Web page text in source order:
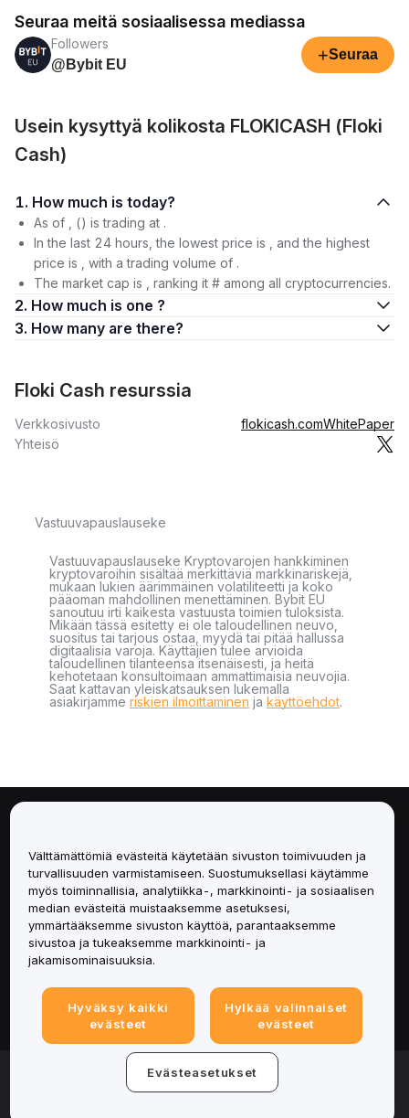
Seuraa meitä sosiaalisessa mediassa
Followers
@Bybit EU
+Seuraa
Usein kysyttyä kolikosta FLOKICASH (Floki
Cash)
1. How much is today?
As of , () is trading at .
In the last 24 hours, the lowest price is , and the highest
price is , with a trading volume of .
The market cap is , ranking it # among all cryptocurrencies.
2. How much is one ?
3. How many are there?
Floki Cash resurssia
Verkkosivusto flokicash.comWhitePaper
Yhteisö
Vastuuvapauslauseke
Vastuuvapauslauseke Kryptovarojen hankkiminen
kryptovaroihin sisältää merkittäviä markkinariskejä,
mukaan lukien äärimmäinen volatiliteetti ja koko
pääoman mahdollinen menettäminen. Bybit EU
sanoutuu irti kaikesta vastuusta toimien tuloksista.
Mikään tässä esitetty ei ole taloudellinen neuvo,
suositus tai tarjous ostaa, myydä tai pitää hallussa
digitaalisia varoja. Käyttäjien tulee arvioida
taloudellinen tilanteensa itsenäisesti, ja heitä
kehotetaan konsultoimaan ammattimaisia neuvojia.
Saat kattavan yleiskatsauksen lukemalla
asiakirjamme riskien ilmoittaminen ja käyttöehdot.
Palvelut
Tuki
Tuotteet
Lakiasiat
© 2025-2026 Bybit.eu. All rights reserved.
Välttämättömiä evästeitä käytetään sivuston toimivuuden ja
turvallisuuden varmistamiseen. Suostumuksellasi käytämme
myös toiminnallisia, analytiikka-, markkinointi- ja sosiaalisen
median evästeitä muistaaksemme asetuksesi,
ymmärtääksemme sivuston käyttöä, parantaaksemme
sivustoa ja tukeaksemme markkinointi- ja
jakamisominaisuuksia.
Hyväksy kaikki
evästeet
Hylkää valinnaiset
evästeet
Evästeasetukset